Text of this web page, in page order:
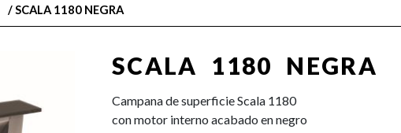
/ SCALA 1180 NEGRA
SCALA 1180 NEGRA
Campana de superficie Scala 1180
con motor interno acabado en negro